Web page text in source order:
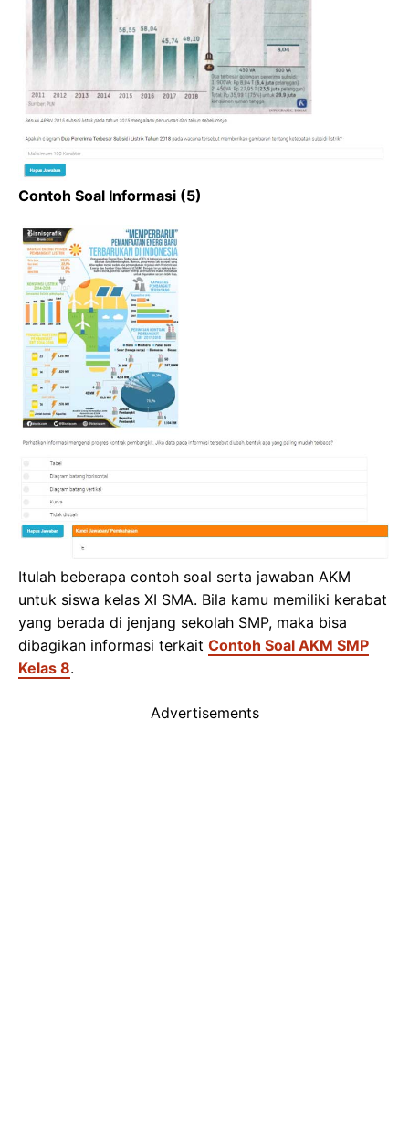
Contoh Soal Informasi (5)
Itulah beberapa contoh soal serta jawaban AKM
untuk siswa kelas XI SMA. Bila kamu memiliki kerabat
yang berada di jenjang sekolah SMP, maka bisa
dibagikan informasi terkait Contoh Soal AKM SMP
Kelas 8.
Advertisements